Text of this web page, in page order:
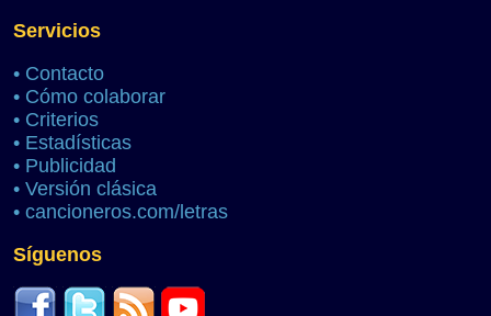
Servicios
• Contacto
• Cómo colaborar
• Criterios
• Estadísticas
• Publicidad
• Versión clásica
• cancioneros.com/letras
Síguenos